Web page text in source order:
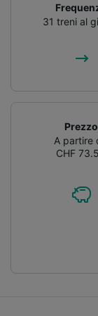
31 treni al
Prezzo
A partire
CHF